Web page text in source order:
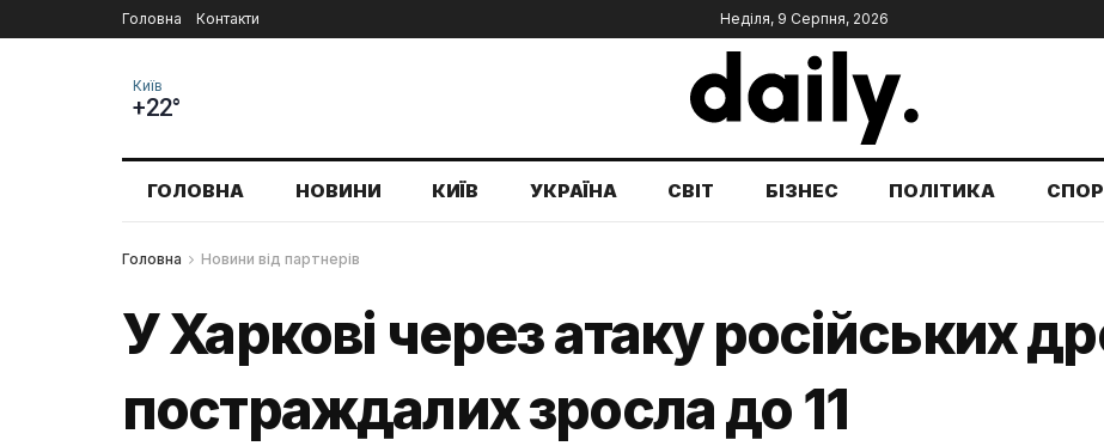
Головна Контакти Неділя, 9 Серпня, 2026
Київ
+22°
ГОЛОВНА НОВИНИ КИЇВ УКРАЇНА СВІТ БІЗНЕС ПОЛІТИКА
Головна Новини від партнерів
У Харкові через атаку російських
постраждалих зросла до 11